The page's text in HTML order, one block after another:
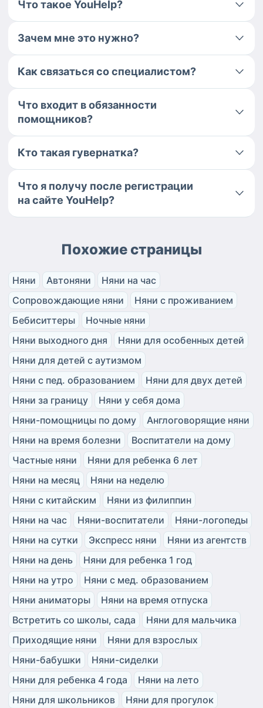
Что такое YouHelp?
Зачем мне это нужно?
Как связаться со специалистом?
Что входит в обязанности
помощников?
Кто такая гувернатка?
Что я получу после регистрации
на сайте YouHelp?
Похожие страницы
Няни Автоняни
Няни на час
Сопровождающие няни
Няни с проживанием
Бебиситтеры
Ночные няни
Няни выходного дня
Няни для особенных детей
Няни для детей с аутизмом
Няни с пед. образованием
Няни для двух детей
Няни за границу
Няни у себя дома
Няни-помощницы по дому
Англоговорящие няни
Няни на время болезни
Воспитатели на дому
Частные няни
Няни для ребенка 6 лет
Няни на месяц
Няни на неделю
Няни с китайским
Няни из филиппин
Няни на час
Няни-воспитатели
Няни-логопеды
Няни на сутки
Экспресс няни
Няни из агентств
Няни на день
Няни для ребенка 1 год
Няни на утро
Няни с мед. образованием
Няни аниматоры
Няни на время отпуска
Встретить со школы, сада
Няни для мальчика
Приходящие няни
Няни для взрослых
Няни-бабушки
Няни-сиделки
Няни для ребенка 4 года
Няни на лето
Няни для школьников
Няни для прогулок